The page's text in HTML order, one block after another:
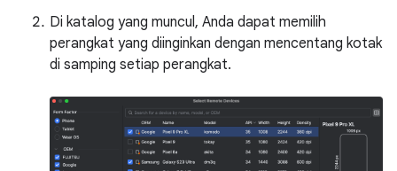
Di katalog yang muncul, Anda dapat memilih
perangkat yang diinginkan dengan mencentang kotak
di samping setiap perangkat.